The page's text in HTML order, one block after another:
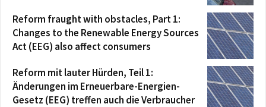
Reform fraught with obstacles, Part 1:
Changes to the Renewable Energy Sources
Act (EEG) also affect consumers
Reform mit lauter Hürden, Teil 1:
Änderungen im Erneuerbare-Energien-
Gesetz (EEG) treffen auch die Verbraucher